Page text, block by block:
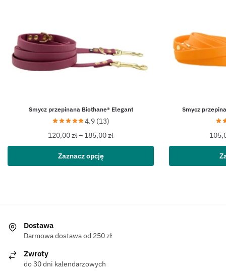
Smycz przepinana Biothane® Elegant
4.9 (13)
120,00zł– 185,00zł
Zaznacz opcję
Smycz
Dostawa
Darmowa dostawa od 250 zł
Zwroty
do 30 dni kalendarzowych